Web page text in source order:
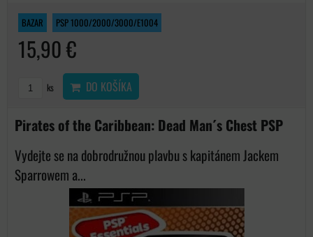
BAZAR PSP 1000/2000/3000/E1004
15,90 €
ks DO KOŠÍKA
Pirates of the Caribbean: Dead Man´s Chest PSP
Vydejte se na dobrodružnou plavbu s kapitánem Jackem
Sparrowem a...